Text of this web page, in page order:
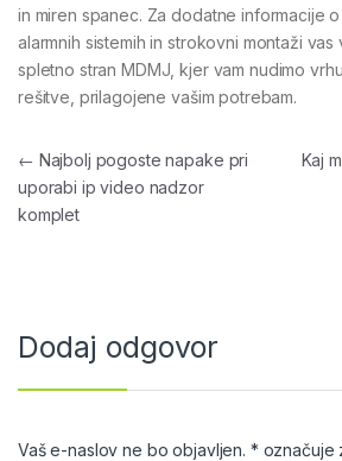
in miren spanec. Za dodatne informacije
alarmnih sistemih in strokovni montaži
spletno stran MDMJ, kjer vam nudimo
rešitve, prilagojene vašim potrebam.
Navigacija prispevka
← Najbolj pogoste napake pri
uporabi ip video nadzor
komplet
Kaj
Dodaj odgovor
Vaš e-naslov ne bo objavljen. * označuje